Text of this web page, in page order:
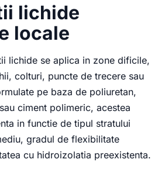
lichide
locale
lichide se aplica in zone dificile,
colturi, puncte de trecere sau
pe baza de poliuretan,
ciment polimeric, acestea
in functie de tipul stratului
gradul de flexibilitate
cu hidroizolatia preexistenta.